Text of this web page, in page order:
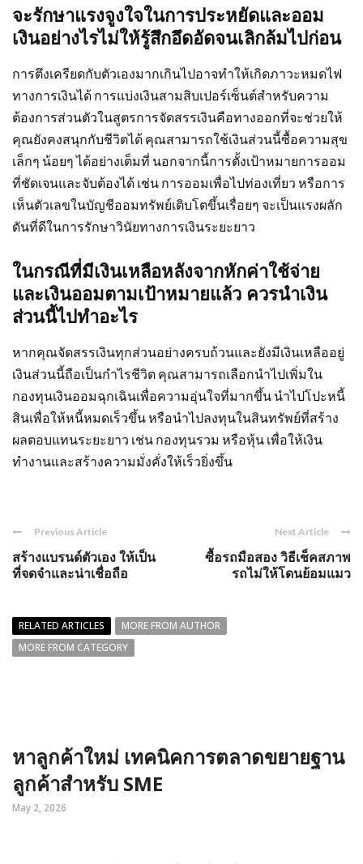
จะรักษาแรงจูงใจในการประหยัดและออม
เงินอย่างไรไม่ให้รู้สึกอึดอัดจนเลิกล้มไปก่อน
การตึงเครียดกับตัวเองมากเกินไปอาจทำให้เกิดภาวะหมดไฟ
ทางการเงินได้ การแบ่งเงินสามสิบเปอร์เซ็นต์สำหรับความ
ต้องการส่วนตัวในสูตรการจัดสรรเงินคือทางออกที่จะช่วยให้
คุณยังคงสนุกกับชีวิตได้ คุณสามารถใช้เงินส่วนนี้ซื้อความสุข
เล็กๆ น้อยๆ ได้อย่างเต็มที่ นอกจากนี้การตั้งเป้าหมายการออม
ที่ชัดเจนและจับต้องได้ เช่น การออมเพื่อไปท่องเที่ยว หรือการ
เห็นตัวเลขในบัญชีออมทรัพย์เติบโตขึ้นเรื่อยๆ จะเป็นแรงผลัก
ดันที่ดีในการรักษาวินัยทางการเงินระยะยาว
ในกรณีที่มีเงินเหลือหลังจากหักค่าใช้จ่าย
และเงินออมตามเป้าหมายแล้ว ควรนำเงิน
ส่วนนี้ไปทำอะไร
หากคุณจัดสรรเงินทุกส่วนอย่างครบถ้วนและยังมีเงินเหลืออยู่
เงินส่วนนี้ถือเป็นกำไรชีวิต คุณสามารถเลือกนำไปเพิ่มใน
กองทุนเงินออมฉุกเฉินเพื่อความอุ่นใจที่มากขึ้น นำไปโปะหนี้
สินเพื่อให้หนี้หมดเร็วขึ้น หรือนำไปลงทุนในสินทรัพย์ที่สร้าง
ผลตอบแทนระยะยาว เช่น กองทุนรวม หรือหุ้น เพื่อให้เงิน
ทำงานและสร้างความมั่งคั่งให้เร็วยิ่งขึ้น
Previous Article
สร้างแบรนด์ตัวเอง ให้เป็น
ที่จดจำและน่าเชื่อถือ
Next Article
ซื้อรถมือสอง วิธีเช็คสภาพ
รถไม่ให้โดนย้อมแมว
RELATED ARTICLES
MORE FROM AUTHOR
MORE FROM CATEGORY
หาลูกค้าใหม่ เทคนิคการตลาดขยายฐาน
ลูกค้าสำหรับ SME
May 2, 2026